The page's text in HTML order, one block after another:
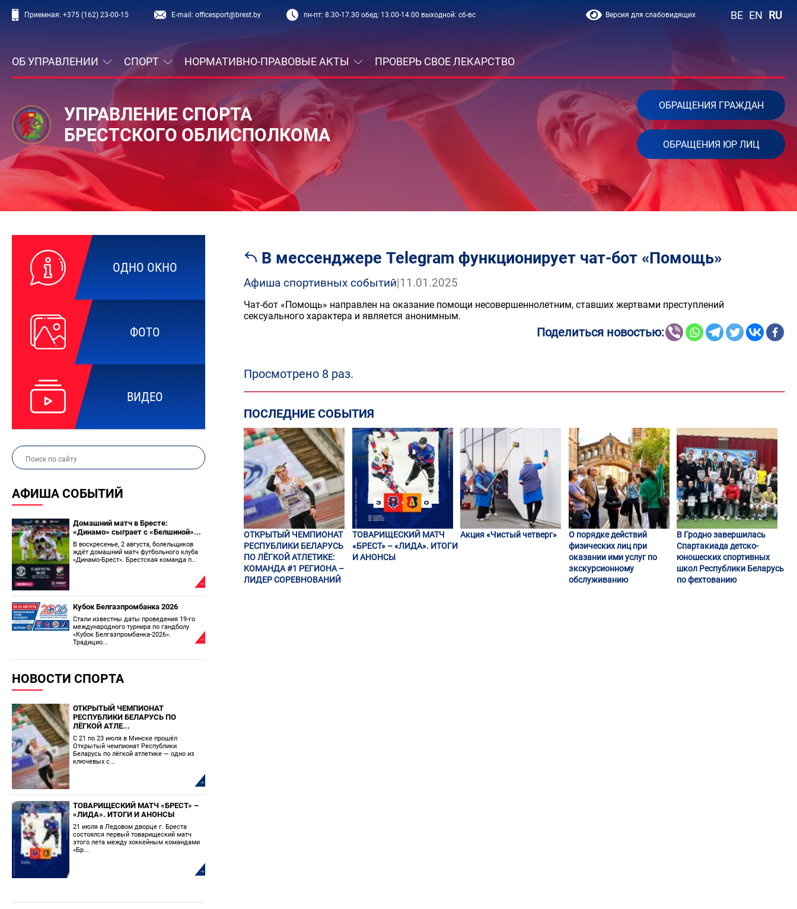
Приемная: +375 (162) 23-00-15 E-mail:officesport@brest.by пн-пт: 8.30-17.30 обед: 13.00-14.00 выходной: сб-вс Версия для слабовидящих BE EN RU
ОБ УПРАВЛЕНИИ СПОРТ НОРМАТИВНО-ПРАВОВЫЕ АКТЫ ПРОВЕРЬ СВОЕ ЛЕКАРСТВО
УПРАВЛЕНИЕ СПОРТА
БРЕСТСКОГО ОБЛИСПОЛКОМА
ОБРАЩЕНИЯ ГРАЖДАН
ОБРАЩЕНИЯ ЮР ЛИЦ
ОДНО ОКНО
ФОТО
ВИДЕО
АФИША СОБЫТИЙ
Домашний матч в Бресте:
«Динамо» сыграет с «Белшиной»...
В воскресенье, 2 августа, болельщиков
ждёт домашний матч футбольного клуба
«Динамо-Брест». Брестская команда п...
Кубок Белгазпромбанка 2026
Стали известны даты проведения 19-го
международного турнира по гандболу
«Кубок Белгазпромбанка-2026».
Традицио...
НОВОСТИ СПОРТА
ОТКРЫТЫЙ ЧЕМПИОНАТ
РЕСПУБЛИКИ БЕЛАРУСЬ ПО
ЛЁГКОЙ АТЛЕ...
С 21 по 23 июля в Минске прошёл
Открытый чемпионат Республики
Беларусь по лёгкой атлетике — одно из
ключевых с...
ТОВАРИЩЕСКИЙ МАТЧ «БРЕСТ» –
«ЛИДА». ИТОГИ И АНОНСЫ
21 июля в Ледовом дворце г. Бреста
состоялся первый товарищеский матч
этого лета между хоккейным командами
«Бр...
В мессенджере Telegram функционирует чат-бот «Помощь»
Афиша спортивных событий|11.01.2025
Чат-бот «Помощь» направлен на оказание помощи несовершеннолетним, ставших жертвами преступлений
сексуального характера и является анонимным.
Поделиться новостью:
Просмотрено 8 раз.
ПОСЛЕДНИЕ СОБЫТИЯ
ОТКРЫТЫЙ ЧЕМПИОНАТ
РЕСПУБЛИКИ БЕЛАРУСЬ
ПО ЛЁГКОЙ АТЛЕТИКЕ:
КОМАНДА #1 РЕГИОНА –
ЛИДЕР СОРЕВНОВАНИЙ
ТОВАРИЩЕСКИЙ МАТЧ
«БРЕСТ» – «ЛИДА». ИТОГИ
И АНОНСЫ
Акция «Чистый четверг»
О порядке действий
физических лиц при
оказании ими услуг по
экскурсионному
обслуживанию
В Гродно завершилась
Спартакиада детско-
юношеских спортивных
школ Республики Беларусь
по фехтованию